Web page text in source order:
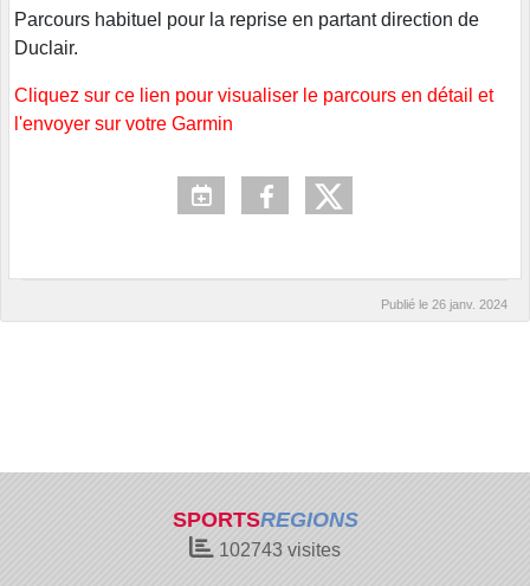
Parcours habituel pour la reprise en partant direction de
Duclair.
Cliquez sur ce lien pour visualiser le parcours en détail et
l'envoyer sur votre Garmin
Publié le 26 janv. 2024
SPORTSREGIONS
102743 visites